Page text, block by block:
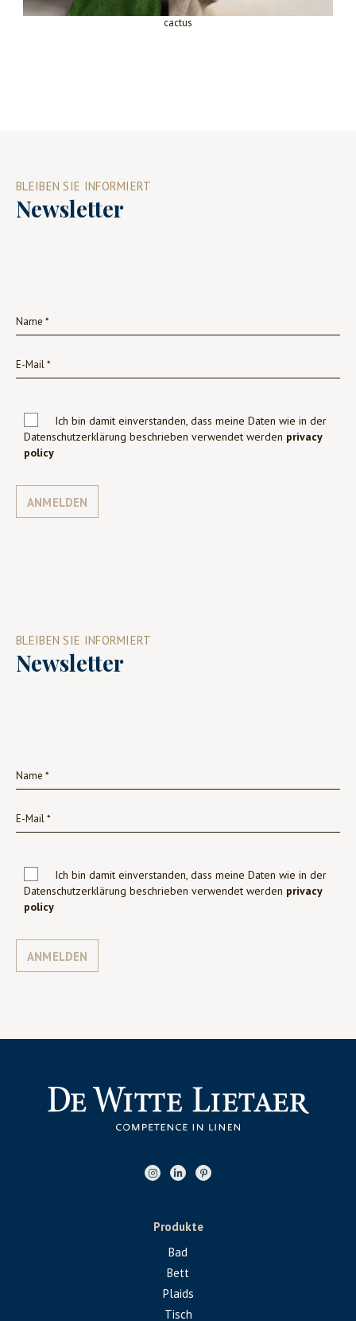
cactus
BLEIBEN SIE INFORMIERT
Newsletter
Ich bin damit einverstanden, dass meine Daten wie in der
Datenschutzerklärung beschrieben verwendet werden privacy
policy
ANMELDEN
BLEIBEN SIE INFORMIERT
Newsletter
Ich bin damit einverstanden, dass meine Daten wie in der
Datenschutzerklärung beschrieben verwendet werden privacy
policy
ANMELDEN
Produkte
Bad
Bett
Plaids
Tisch